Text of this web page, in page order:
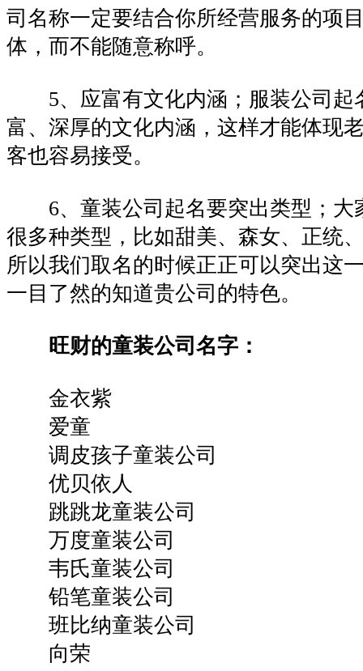
司名称一定要结合你所经营服务的项
体，而不能随意称呼。
5、应富有文化内涵；服装公司起
富、深厚的文化内涵，这样才能体现
客也容易接受。
6、童装公司起名要突出类型；大
很多种类型，比如甜美、森女、正统
所以我们取名的时候正正可以突出这
一目了然的知道贵公司的特色。
旺财的童装公司名字：
金衣紫
爱童
调皮孩子童装公司
优贝依人
跳跳龙童装公司
万度童装公司
韦氏童装公司
铅笔童装公司
班比纳童装公司
向荣